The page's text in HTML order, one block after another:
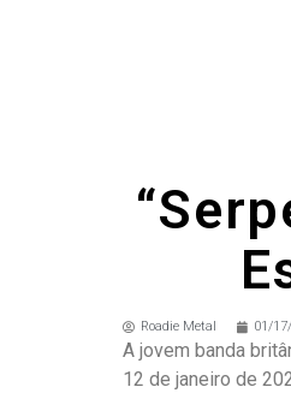
Roadie Metal 01/
A jovem banda
12 de janeiro de